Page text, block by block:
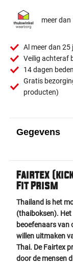
meer dan
Al meer dan 25
Veilig achteraf
14 dagen
Gratis
producten)
Gegevens
Fairtex
Fit Prism
Thailand is het
(thaiboksen).
beoefenaars van
willen uitmaken
Thai. De Fairtex
door de mensen